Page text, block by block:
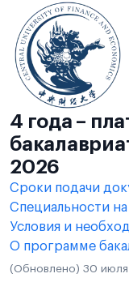
4 года –
2026
Сроки подачи
Специальности
Условия и
О программе
(Обновлено) 30 июля